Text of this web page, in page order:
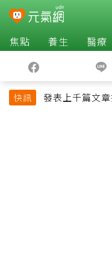
焦點 養生 醫療
快訊
發表上千篇文